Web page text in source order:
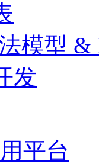
模型 &
发
平台